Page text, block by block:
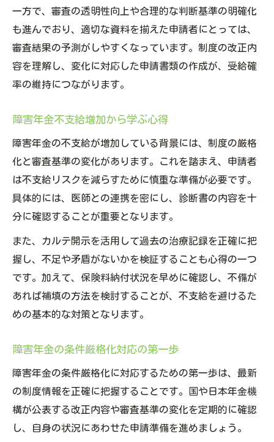
一方で、審査の透明性向上や合理的な判断基準の明確化
も進んでおり、適切な資料を揃えた申請者にとっては、
審査結果の予測がしやすくなっています。制度の改正内
容を理解し、変化に対応した申請書類の作成が、受給確
率の維持につながります。
障害年金不支給増加から学ぶ心得
障害年金の不支給が増加している背景には、制度の厳格
化と審査基準の変化があります。これを踏まえ、申請者
は不支給リスクを減らすために慎重な準備が必要です。
具体的には、医師との連携を密にし、診断書の内容を十
分に確認することが重要となります。
また、カルテ開示を活用して過去の治療記録を正確に把
握し、不足や矛盾がないかを検証することも心得の一つ
です。加えて、保険料納付状況を早めに確認し、不備が
あれば補填の方法を検討することが、不支給を避けるた
めの基本的な対策となります。
障害年金の条件厳格化対応の第一歩
障害年金の条件厳格化に対応するための第一歩は、最新
の制度情報を正確に把握することです。国や日本年金機
構が公表する改正内容や審査基準の変化を定期的に確認
し、自身の状況にあわせた申請準備を進めましょう。